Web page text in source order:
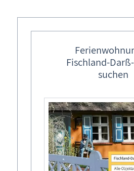
Freizeit
Wissenswertes
Neujahrskonzert:
Swing-Trio
Mit Musik ins neue Jahr
Fischland-
suchen